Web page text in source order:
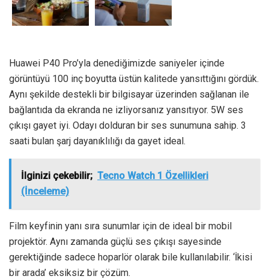
Huawei P40 Pro’yla denediğimizde saniyeler içinde
görüntüyü 100 inç boyutta üstün kalitede yansıttığını gördük.
Aynı şekilde destekli bir bilgisayar üzerinden sağlanan ile
bağlantıda da ekranda ne izliyorsanız yansıtıyor. 5W ses
çıkışı gayet iyi. Odayı dolduran bir ses sunumuna sahip. 3
saati bulan şarj dayanıklılığı da gayet ideal.
İlginizi çekebilir; Tecno Watch 1 Özellikleri
(İnceleme)
Film keyfinin yanı sıra sunumlar için de ideal bir mobil
projektör. Aynı zamanda güçlü ses çıkışı sayesinde
gerektiğinde sadece hoparlör olarak bile kullanılabilir. ‘İkisi
bir arada’ eksiksiz bir çözüm.